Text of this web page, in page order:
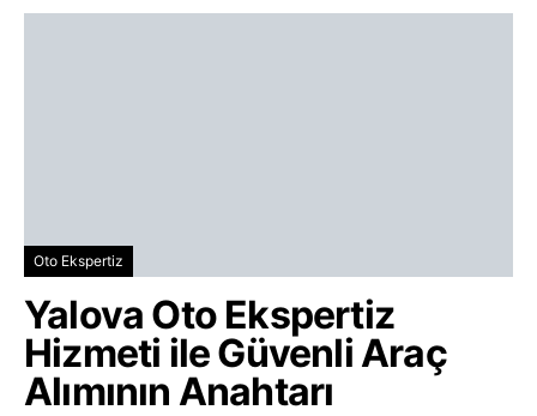
Oto Ekspertiz
Yalova Oto Ekspertiz
Hizmeti ile Güvenli Araç
Alımının Anahtarı